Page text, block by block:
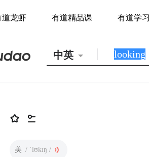
道龙虾 有道精品课 有道学
中英
美 / ˈlʊkɪŋ /